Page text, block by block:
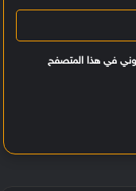
في هذا المتصفح